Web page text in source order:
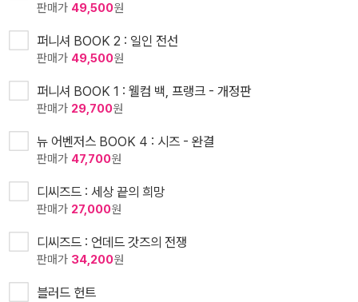
판매가 49,500원
퍼니셔 BOOK 2 : 일인 전선
판매가 49,500원
퍼니셔 BOOK 1 : 웰컴 백, 프랭크 - 개정판
판매가 29,700원
뉴 어벤저스 BOOK 4 : 시즈 - 완결
판매가 47,700원
디씨즈드 : 세상 끝의 희망
판매가 27,000원
디씨즈드 : 언데드 갓즈의 전쟁
판매가 34,200원
블러드 헌트